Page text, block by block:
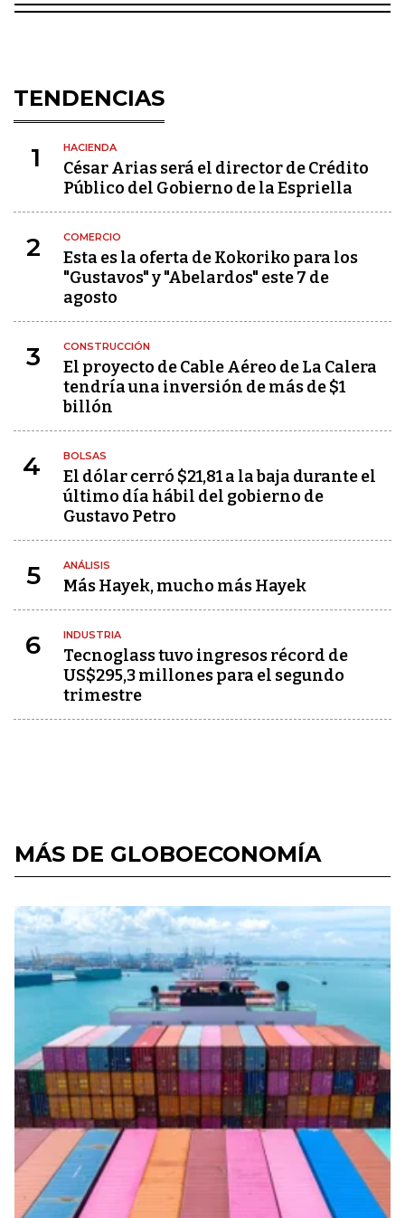
TENDENCIAS
1 HACIENDA
César Arias será el director de Crédito
Público del Gobierno de la Espriella
2 COMERCIO
Esta es la oferta de Kokoriko para los
"Gustavos" y "Abelardos" este 7 de
agosto
3 CONSTRUCCIÓN
El proyecto de Cable Aéreo de La Calera
tendría una inversión de más de $1
billón
4 BOLSAS
El dólar cerró $21,81 a la baja durante el
último día hábil del gobierno de
Gustavo Petro
5 ANÁLISIS
Más Hayek, mucho más Hayek
6 INDUSTRIA
Tecnoglass tuvo ingresos récord de
US$295,3 millones para el segundo
trimestre
MÁS DE GLOBOECONOMÍA